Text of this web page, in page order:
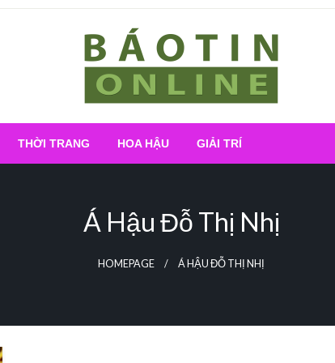
Báo Tin Online
THỜI TRANG HOA HẬU GIẢI TRÍ
Á Hậu Đỗ Thị Nhị
HOMEPAGE Á HẬU ĐỖ THỊ NHỊ